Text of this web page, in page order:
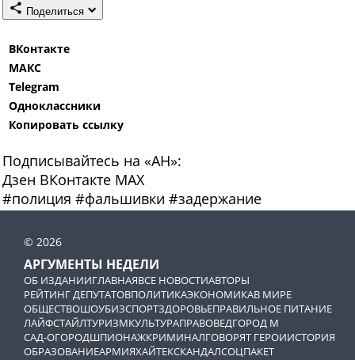
Поделиться
ВКонтакте
МАКС
Telegram
Одноклассники
Копировать ссылку
Подписывайтесь на «АН»:
Дзен ВКонтакте МАХ
#полиция #фальшивки #задержание
© 2026
АРГУМЕНТЫ НЕДЕЛИ
ОБ ИЗДАНИИГЛАВНАЯВСЕ НОВОСТИАВТОРЫ
РЕЙТИНГ ДЕПУТАТОВПОЛИТИКАЭКОНОМИКАВ МИРЕ
ОБЩЕСТВОШОУБИЗСПОРТЗДОРОВЬЕПРАВИЛЬНОЕ ПИТАНИЕ
ЛАЙФСТАЙЛТУРИЗМКУЛЬТУРАПРАВОВЕДГОРОД М
САД-ОГОРОДШПИОНАЖКРИМИНАЛГОВОРЯТ ГЕРОИИСТОРИЯ
ОБРАЗОВАНИЕАРМИЯХАЙТЕКСКАНДАЛСОЦПАКЕТ